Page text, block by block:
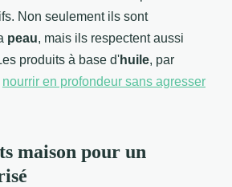
Non seulement ils sont
peau, mais ils respectent aussi
produits à base d'huile, par
nourrir en profondeur sans agresser
maison pour un